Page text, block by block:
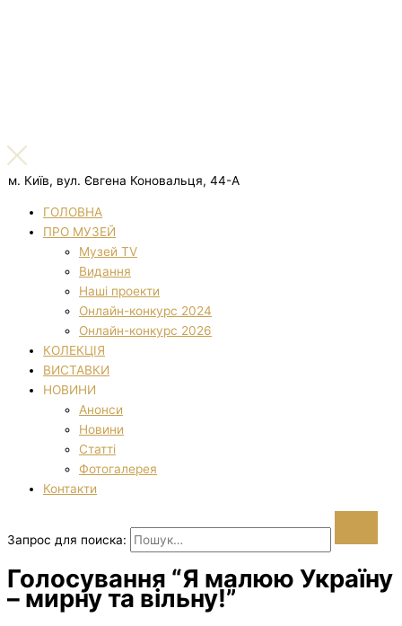
м. Київ, вул. Євгена Коновальця, 44-А
ГОЛОВНА
ПРО МУЗЕЙ
Музей TV
Видання
Наші проекти
Онлайн-конкурс 2024
Онлайн-конкурс 2026
КОЛЕКЦІЯ
ВИСТАВКИ
НОВИНИ
Анонси
Новини
Статті
Фотогалерея
Контакти
Запрос для поиска:
Голосування “Я малюю Україну
– мирну та вільну!”